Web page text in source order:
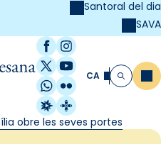
Santoral del dia
SAVA
Facebook
Instagram
X / Twitter
YouTube
WhatsApp
Flickr
Radio Estel
Catalunya
CA Cerca
obre les seves portes